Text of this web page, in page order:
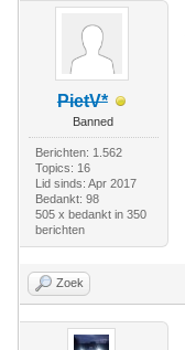
PietV*
Banned
Berichten: 1.562
Topics: 16
Lid sinds: Apr 2017
Bedankt: 98
505 x bedankt in 350
berichten
Zoek